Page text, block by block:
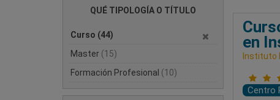
QUÉ TIPOLOGÍA O TÍTULO
Curso (44)
Master (15)
Formación Profesional (10)
en
Instituto
Centro